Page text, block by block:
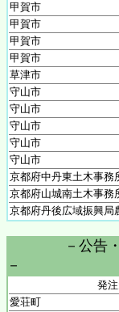
甲賀市
甲賀市
甲賀市
甲賀市
草津市
守山市
守山市
守山市
守山市
守山市
京都府中丹東土木事務
京都府山城南土木事務
京都府丹後広域振興局
－公告・公
－
発
愛荘町